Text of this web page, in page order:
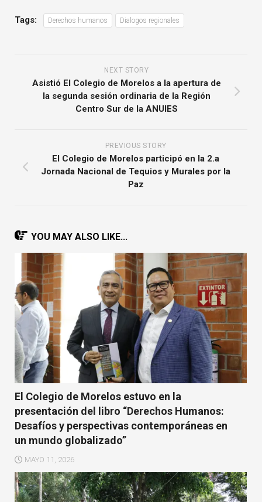
Tags: Derechos humanos Dialogos regionales
NEXT STORY
Asistió El Colegio de Morelos a la apertura de
la segunda sesión ordinaria de la Región
Centro Sur de la ANUIES
PREVIOUS STORY
El Colegio de Morelos participó en la 2.a
Jornada Nacional de Tequios y Murales por la
Paz
YOU MAY ALSO LIKE...
El Colegio de Morelos estuvo en la
presentación del libro “Derechos Humanos:
Desafíos y perspectivas contemporáneas en
un mundo globalizado”
MAYO 11, 2026